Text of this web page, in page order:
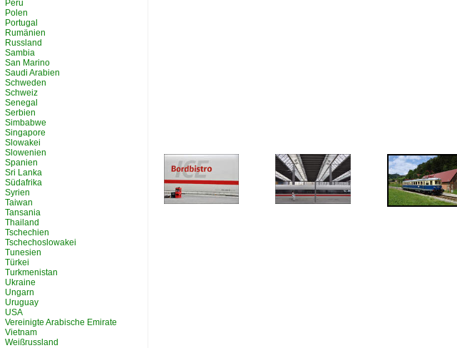
Peru
Polen
Portugal
Rumänien
Russland
Sambia
San Marino
Saudi Arabien
Schweden
Schweiz
Senegal
Serbien
Simbabwe
Singapore
Slowakei
Slowenien
Spanien
Sri Lanka
Südafrika
Syrien
Taiwan
Tansania
Thailand
Tschechien
Tschechoslowakei
Tunesien
Türkei
Turkmenistan
Ukraine
Ungarn
Uruguay
USA
Vereinigte Arabische Emirate
Vietnam
Weißrussland